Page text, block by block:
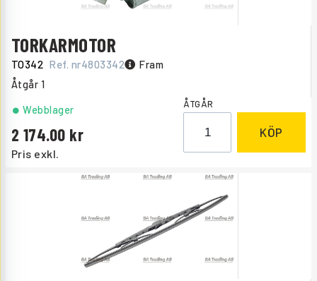
TORKARMOTOR
TO342 Ref. nr4803342 Fram
Åtgår 1
Pris exkl.
2 174.00
Webblager ÅTGÅR
KÖP